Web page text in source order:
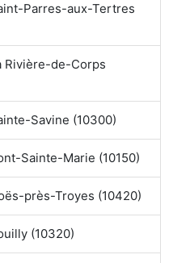
Parres-aux-Tertres
Rivière-de-Corps
Savine (10300)
Sainte-Marie (10150)
près-Troyes (10420)
(10320)